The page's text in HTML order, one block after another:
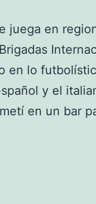
juega en
en lo
y el
en un bar